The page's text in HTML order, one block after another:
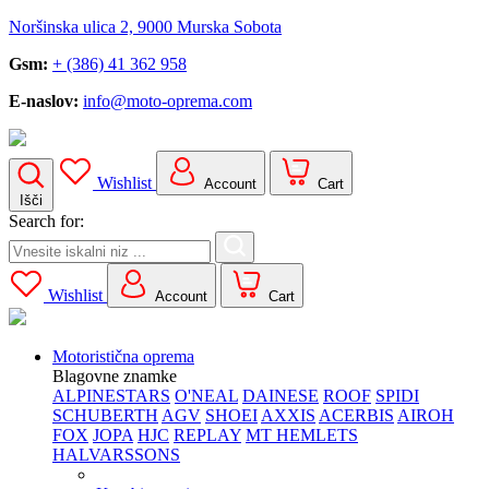
Noršinska ulica 2, 9000 Murska Sobota
Gsm: + (386) 41 362 958
E-naslov: info@moto-oprema.com
Išči
Wishlist Account Cart
Search for:
Wishlist Account Cart
Motoristična oprema
Blagovne znamke
ALPINESTARS O'NEAL DAINESE ROOF SPIDI
SCHUBERTH AGV SHOEI AXXIS ACERBIS AIROH
FOX JOPA HJC REPLAY MT HEMLETS
HALVARSSONS